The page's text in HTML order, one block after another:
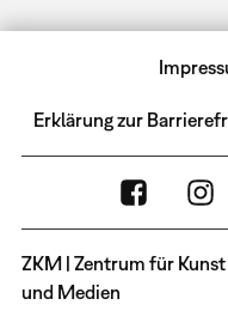
Erklärung zur
ZKM | Zentrum für Kunst
und Medien